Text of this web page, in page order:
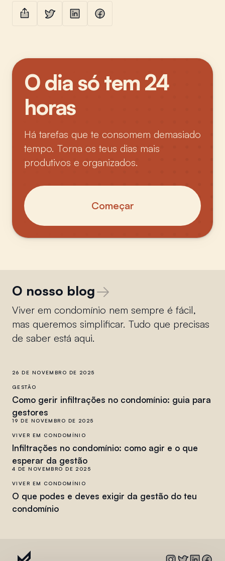
O dia só tem 24
horas
Há tarefas que te consomem demasiado
tempo. Torna os teus dias mais
produtivos e organizados.
Começar
O nosso blog
Viver em condomínio nem sempre é fácil,
mas queremos simplificar. Tudo que precisas
de saber está aqui.
26 DE NOVEMBRO DE 2025
GESTÃO
Como gerir infiltrações no condomínio: guia para
gestores
19 DE NOVEMBRO DE 2025
VIVER EM CONDOMÍNIO
Infiltrações no condomínio: como agir e o que
esperar da gestão
4 DE NOVEMBRO DE 2025
VIVER EM CONDOMÍNIO
O que podes e deves exigir da gestão do teu
condomínio